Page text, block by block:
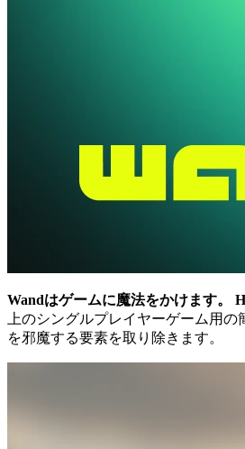
Wandはゲームに魔法をかけます。
上のシングルプレイヤーゲーム用
を邪魔する要素を取り除きます。